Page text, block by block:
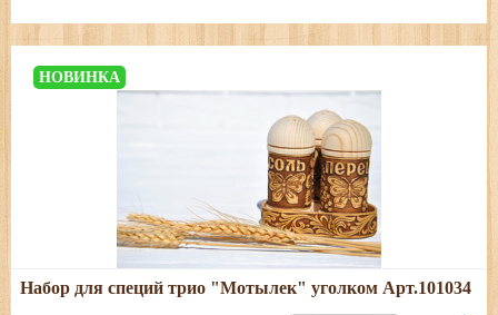
НОВИНКА
Подробнее
Размеры: длина - 9,5 см; ширина - 9,5 см; высота - 10 см
Набор для специй трио "Мотылек" уголком Арт.101034